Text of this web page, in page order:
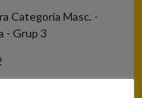
Categoria Masc. -
- Grup 3